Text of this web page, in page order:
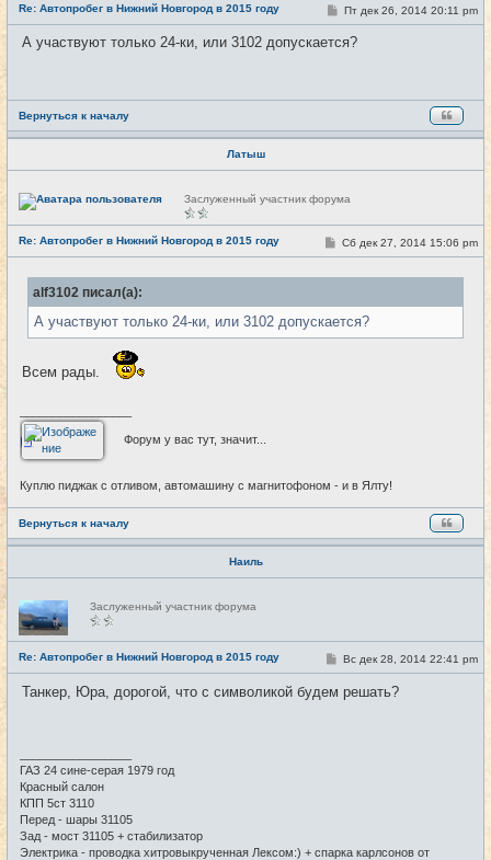
т
и
Re: Автопробег в Нижний Новгород в 2015 году #25
С
о
б
и
Пт дек 26, 2014 20:11 pm
А участвуют только 24-ки, или 3102 допускается?
Вернуться к началу
Латыш
Н
е
е
т
Заслуженный участник форума
Re: Автопробег в Нижний Новгород в 2015 году #26
С
о
е
н
Сб дек 27, 2014 15:06 pm
alf3102 писал(а):
А участвуют только 24-ки, или 3102 допускается?
Всем рады.
Форум у вас тут, значит...
Куплю пиджак с отливом, автомашину с магнитофоном - и в Ялту!
Вернуться к началу
Наиль
Н
е
в
с
е
Заслуженный участник форума
Re: Автопробег в Нижний Новгород в 2015 году #27
С
о
б
Вс дек 28, 2014 22:41 pm
Танкер, Юра, дорогой, что с символикой будем решать?
ГАЗ 24 сине-серая 1979 год
Красный салон
КПП 5ст 3110
Перед - шары 31105
Зад - мост 31105 + стабилизатор
Электрика - проводка хитровыкрученная Лексом:) + спарка карлсонов от